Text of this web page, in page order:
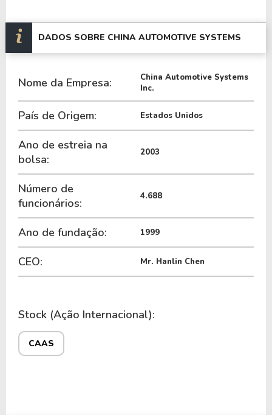
Quanto aos seus principais indicadores, a Empresa
possui um P/L de 3,14, um P/VP de 0,30 e nos
últimos 12 meses a Empresa não pagou dividendos.
A Empresa é negociada no exterior através do
DADOS SOBRE CHINA AUTOMOTIVE SYSTEMS
Nome da Empresa:
China Automotive Systems
Inc.
País de Origem: Estados Unidos
Ano de estreia na
bolsa:
2003
Número de
funcionários:
4.688
Ano de fundação: 1999
CEO: Mr. Hanlin Chen
Stock (Ação Internacional):
CAAS